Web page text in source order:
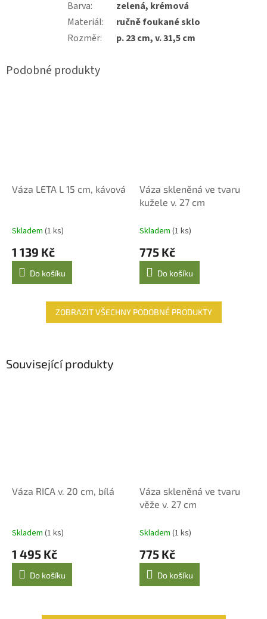
Barva:
zelená, krémová
Materiál:
ručně foukané sklo
Rozměr: p. 23 cm, v. 31,5 cm
Váza LETA L 15 cm, kávová
Skladem (1 ks)
1 139 Kč
Do košíku
Váza skleněná ve tvaru
kužele v. 27 cm
Skladem (1 ks)
775 Kč
Do košíku
ZOBRAZIT VŠECHNY PODOBNÉ PRODUKTY
Související produkty
Váza RICA v. 20 cm, bílá
Skladem (1 ks)
1 495 Kč
Do košíku
Váza skleněná ve tvaru
věže v. 27 cm
Skladem (1 ks)
775 Kč
Do košíku